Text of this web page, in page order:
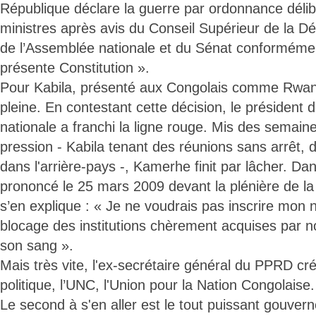
République déclare la guerre par ordonnance
ministres après avis du Conseil Supérieur de la
de l’Assemblée nationale et du Sénat
présente Constitution ».
Pour Kabila, présenté aux Congolais comme
pleine. En contestant cette décision, le président
nationale a franchi la ligne rouge. Mis des
pression - Kabila tenant des réunions sans arrêt,
dans l'arrière-pays -, Kamerhe finit par lâcher.
prononcé le 25 mars 2009 devant la plénière de
s’en explique : « Je ne voudrais pas inscrire mon
blocage des institutions chèrement acquises par
son sang ».
Mais très vite, l'ex-secrétaire général du PPRD
politique, l’UNC, l'Union pour la Nation Congolaise.
Le second à s'en aller est le tout puissant